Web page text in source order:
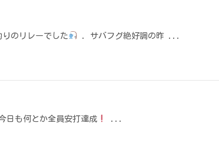
のリレーでした . サバフグ絶好調の昨 ...
日も何とか全員安打達成 ...